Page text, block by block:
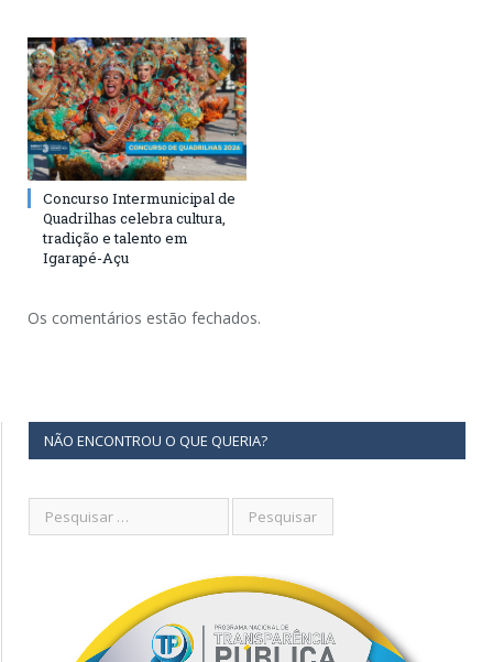
Concurso Intermunicipal de
Quadrilhas celebra cultura,
tradição e talento em
Igarapé-Açu
Os comentários estão fechados.
NÃO ENCONTROU O QUE QUERIA?